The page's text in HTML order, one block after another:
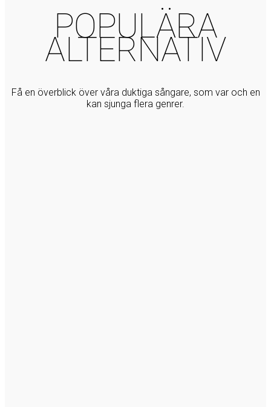
POPULÄRA
ALTERNATIV
Få en överblick över våra duktiga sångare, som var och en
kan sjunga flera genrer.